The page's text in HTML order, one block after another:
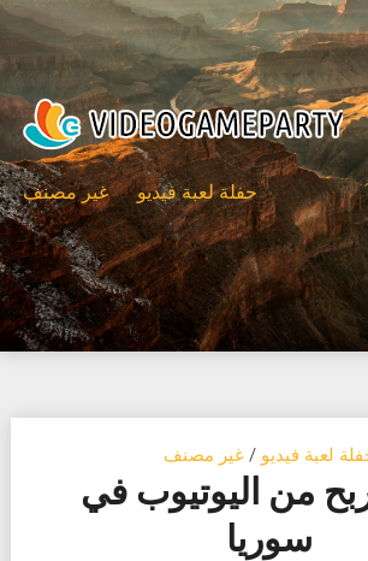
حفلة لعبة فيديو غير مصنف
لعبة فيديو / غير مصنف
من اليوتيوب في
سوريا